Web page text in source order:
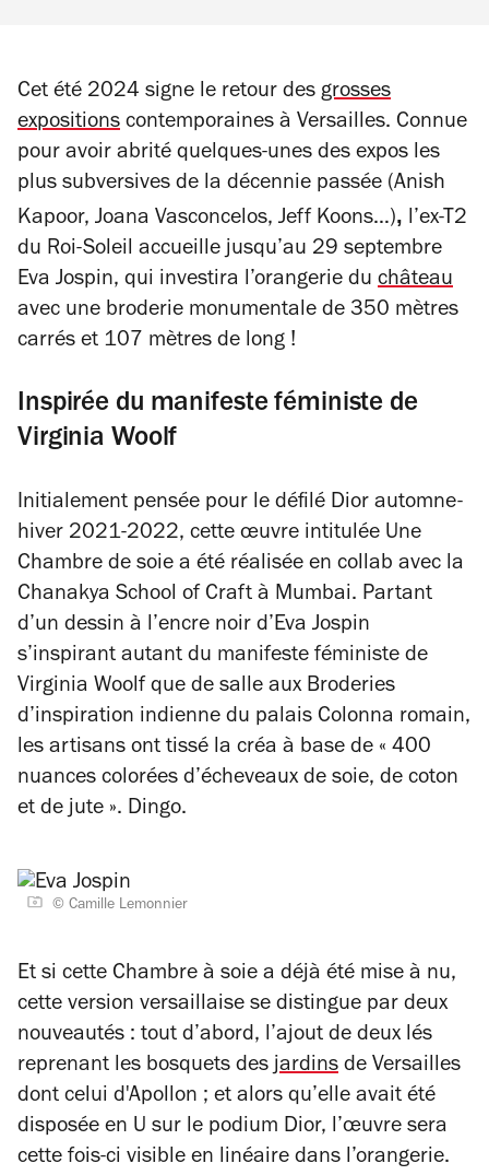
Cet été 2024 signe le retour des grosses
expositions contemporaines à Versailles. Connue
pour avoir abrité quelques-unes des expos les
plus subversives de la décennie passée (Anish
Kapoor, Joana Vasconcelos, Jeff Koons…), l’ex-T2
du Roi-Soleil accueille jusqu’au 29 septembre
Eva Jospin, qui investira l’orangerie du château
avec une broderie monumentale de 350 mètres
carrés et 107 mètres de long !
Inspirée du manifeste féministe de
Virginia Woolf
Initialement pensée pour le défilé Dior automne-
hiver 2021-2022, cette œuvre intitulée Une
Chambre de soie a été réalisée en collab avec la
Chanakya School of Craft à Mumbai. Partant
d’un dessin à l’encre noir d’Eva Jospin
s’inspirant autant du manifeste féministe de
Virginia Woolf que de salle aux Broderies
d’inspiration indienne du palais Colonna romain,
les artisans ont tissé la créa à base de « 400
nuances colorées d’écheveaux de soie, de coton
et de jute ». Dingo.
© Camille Lemonnier
Et si cette Chambre à soie a déjà été mise à nu,
cette version versaillaise se distingue par deux
nouveautés : tout d’abord, l’ajout de deux lés
reprenant les bosquets desjardins de Versailles
dont celui d'Apollon ; et alors qu’elle avait été
disposée en U sur le podium Dior, l’œuvre sera
cette fois-ci visible en linéaire dans l’orangerie.